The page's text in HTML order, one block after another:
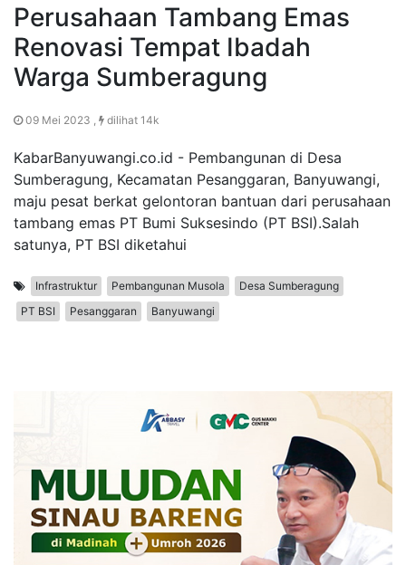
Perusahaan Tambang Emas
Renovasi Tempat Ibadah
Warga Sumberagung
09 Mei 2023 , dilihat 14k
KabarBanyuwangi.co.id - Pembangunan di Desa
Sumberagung, Kecamatan Pesanggaran, Banyuwangi,
maju pesat berkat gelontoran bantuan dari perusahaan
tambang emas PT Bumi Suksesindo (PT BSI).Salah
satunya, PT BSI diketahui
Infrastruktur Pembangunan Musola
Desa Sumberagung
PT BSI
Pesanggaran Banyuwangi